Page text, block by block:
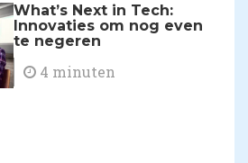
What’s Next in Tech:
Innovaties om nog even
te negeren
4 minuten